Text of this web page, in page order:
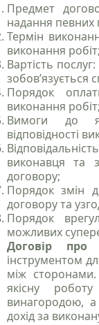
Предмет
надання певних
Термін
виконання робіт;
Вартість
зобов’язується
Порядок
виконання робіт;
Вимоги до
відповідності
виконавця та
договору;
Порядок змін
договору та
Порядок
можливих
Договір про
інструментом
між
якісну
винагородою,
дохід за